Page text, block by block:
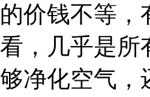
的价钱不等，
看，几乎是所
够净化空气，